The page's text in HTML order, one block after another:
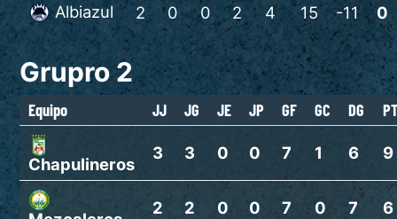
Albiazul 2 0 0 2 4 15 -11 0
Grupro 2
Equipo JJ JG JE JP GF GC DG
Chapulineros
3 3 0 0 7 1 6 9
2 2 0 0 7 0 7 6